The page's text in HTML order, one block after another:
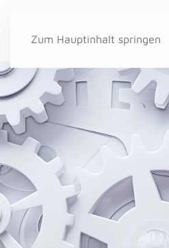
Zum Hauptinhalt springen